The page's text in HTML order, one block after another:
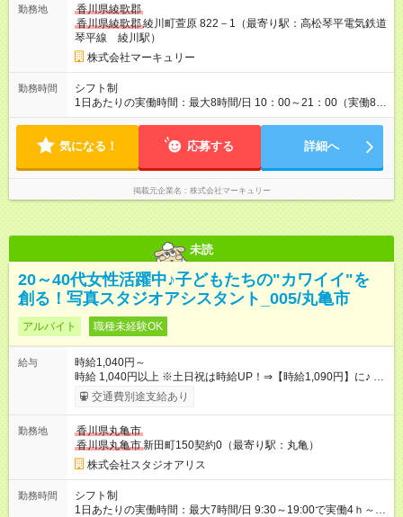
アップも叶えています。 1人ひとりの成長や頑張りに対してもし
っかり還元をしていく制度が確立しています！ 【試用期間】試
用期間あり 試用期間の長さ：3ヶ月 雇用形態、給与は本採用時
と同じです。
勤務地
香川県綾歌郡
香川県綾歌郡綾川町萱原 822－1（最寄り駅：高松琴平電気鉄道
琴平線 綾川駅）
株式会社マーキュリー
勤務時間
シフト制
1日あたりの実働時間：最大8時間/日 10：00～21：00（実働8時
間／休憩1時間） ＜シフト例＞ 10：00～19：00 12：00～21：
の両立も叶います！
気になる！ 応募する 詳細へ
掲載元企業名 株式会社マーキュリー
未読
20～40代女性活躍中♪子どもたちの"カワイイ"を
創る！写真スタジオアシスタント_005/丸亀市
アルバイト 職種未経験OK
給与
時給1,040円～
時給 1,040円以上 ※土日祝は時給UP！⇒【時給1,090円】に♪ ※
交通費もしっかり支給（月1万5000円まで） 【時給UPのチャン
スもたくさん！やりがいも◎】 頑張りはちゃ～んと時給に反映
含む）のシフトインで 「準社員」に！⇒ 時給30円UP！ 《チャ
ンス２》社内資格をGETすると… 年2回の昇格審査クリアで、
専門スキルをGET！⇒ 時給100円以上UPも夢じゃない！ 【急な
出費も怖くない♪前給制度あり】 「今月ピンチかも…」そんな時
も大丈夫！ 働いた分のお給料の一部を、 給料日前に受け取れる
嬉しい制度です。 【試用期間】試用期間あり 試用期間の長さ：
交通費別途支給あり
勤務地
香川県丸亀市
香川県丸亀市新田町150契約0（最寄り駅：丸亀）
株式会社スタジオアリス
勤務時間
シフト制
1日あたりの実働時間：最大7時間/日 9:30～19:00で実働4ｈ～ ◆